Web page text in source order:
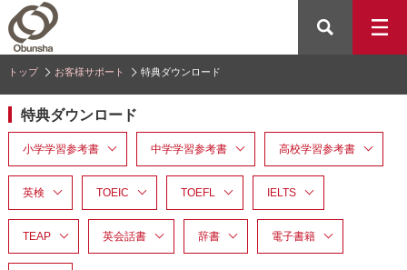
トップ お客様サポート 特典ダウンロード
特典ダウンロード
小学学習参考書 中学学習参考書 高校学習参考書
英検 TOEIC TOEFL IELTS
TEAP 英会話書 辞書 電子書籍